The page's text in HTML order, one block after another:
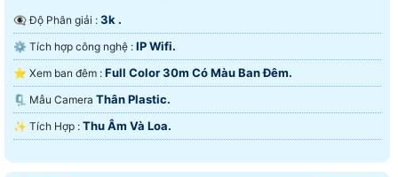
👁️‍🗨 Độ Phân giải : 3k .
⚙ Tích hợp công nghệ : IP Wifi.
⭐ Xem ban đêm : Full Color 30m Có Màu Ban Ðêm.
🗜️ Mẫu Camera Thân Plastic.
️✨ Tích Hợp : Thu Âm Và Loa.